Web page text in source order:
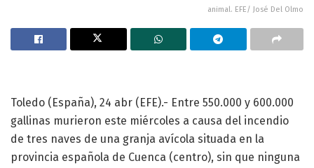
animal. EFE/ José Del Olmo
Toledo (España), 24 abr (EFE).- Entre 550.000 y 600.000
gallinas murieron este miércoles a causa del incendio
de tres naves de una granja avícola situada en la
provincia española de Cuenca (centro), sin que ninguna